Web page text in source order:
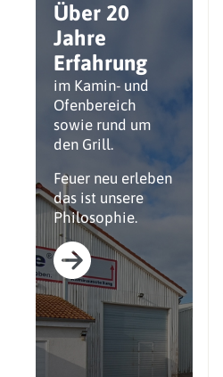
Über 20
Jahre
Erfahrung
im Kamin- und
Ofenbereich
sowie rund um
den Grill.
Feuer neu erleben
das ist unsere
Philosophie.